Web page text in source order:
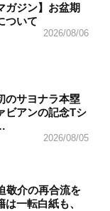
ガジン】お盆期
ついて
2026/08/06
のサヨナラ本塁
ビアンの記念Tシ
2026/08/05
敬介の再合流を
一転白紙も、